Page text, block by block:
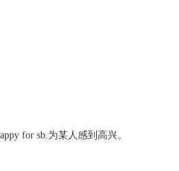
for sb.为某人感到高兴。